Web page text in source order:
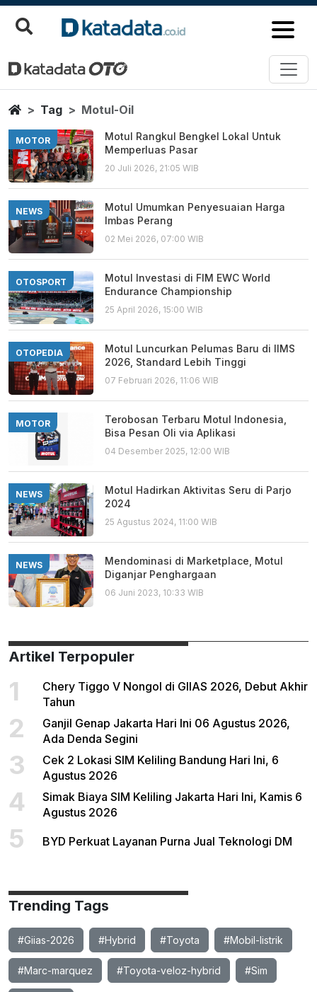
Motul Oil
Berita Terbaru
HomeTag Motul-Oil
MOTOR
Motul Rangkul Bengkel Lokal Untuk
Memperluas Pasar
20 Juli 2026, 21:05 WIB
NEWS
Motul Umumkan Penyesuaian Harga
Imbas Perang
02 Mei 2026, 07:00 WIB
OTOSPORT
Motul Investasi di FIM EWC World
Endurance Championship
25 April 2026, 15:00 WIB
OTOPEDIA
Motul Luncurkan Pelumas Baru di IIMS
2026, Standard Lebih Tinggi
07 Februari 2026, 11:06 WIB
MOTOR
Terobosan Terbaru Motul Indonesia,
Bisa Pesan Oli via Aplikasi
04 Desember 2025, 12:00 WIB
NEWS
Motul Hadirkan Aktivitas Seru di Parjo
2024
25 Agustus 2024, 11:00 WIB
NEWS
Mendominasi di Marketplace, Motul
Diganjar Penghargaan
06 Juni 2023, 10:33 WIB
Artikel Terpopuler
1
Chery Tiggo V Nongol di GIIAS 2026, Debut Akhir
Tahun
2
Ganjil Genap Jakarta Hari Ini 06 Agustus 2026,
Ada Denda Segini
3
Cek 2 Lokasi SIM Keliling Bandung Hari Ini, 6
Agustus 2026
4
Simak Biaya SIM Keliling Jakarta Hari Ini, Kamis 6
Agustus 2026
5 BYD Perkuat Layanan Purna Jual Teknologi DM
Trending Tags
#Giias-2026 #Hybrid #Toyota #Mobil-listrik
#Marc-marquez #Toyota-veloz-hybrid #Sim